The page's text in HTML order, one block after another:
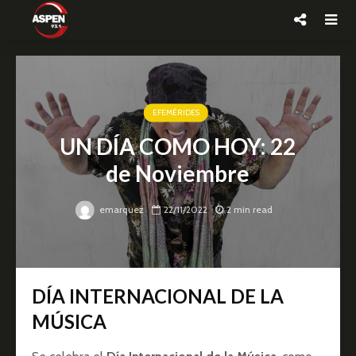
EFEMÉRIDES
UN DÍA COMO HOY: 22
de Noviembre
emarquez 22/11/2022 2 min read
DÍA INTERNACIONAL DE LA
MÚSICA